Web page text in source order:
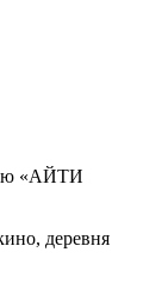
«АЙТИ
деревня